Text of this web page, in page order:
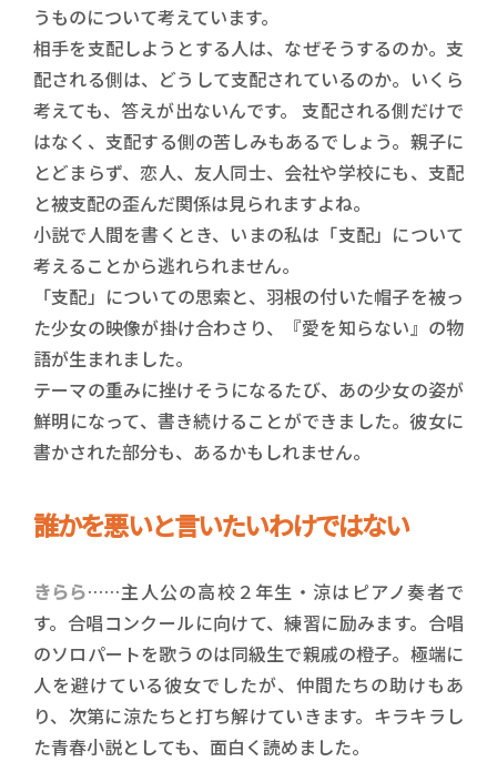
うものについて考えています。
相手を支配しようとする人は、なぜそうするのか。支
配される側は、どうして支配されているのか。いくら
考えても、答えが出ないんです。 支配される側だけで
はなく、支配する側の苦しみもあるでしょう。親子に
とどまらず、恋人、友人同士、会社や学校にも、支配
と被支配の歪んだ関係は見られますよね。
小説で人間を書くとき、いまの私は「支配」について
考えることから逃れられません。
「支配」についての思索と、羽根の付いた帽子を被っ
た少女の映像が掛け合わさり、『愛を知らない』の物
語が生まれました。
テーマの重みに挫けそうになるたび、あの少女の姿が
鮮明になって、書き続けることができました。彼女に
書かされた部分も、あるかもしれません。
誰かを悪いと言いたいわけではない
きらら……主人公の高校２年生・涼はピアノ奏者で
す。合唱コンクールに向けて、練習に励みます。合唱
のソロパートを歌うのは同級生で親戚の橙子。極端に
人を避けている彼女でしたが、仲間たちの助けもあ
り、次第に涼たちと打ち解けていきます。キラキラし
た青春小説としても、面白く読めました。